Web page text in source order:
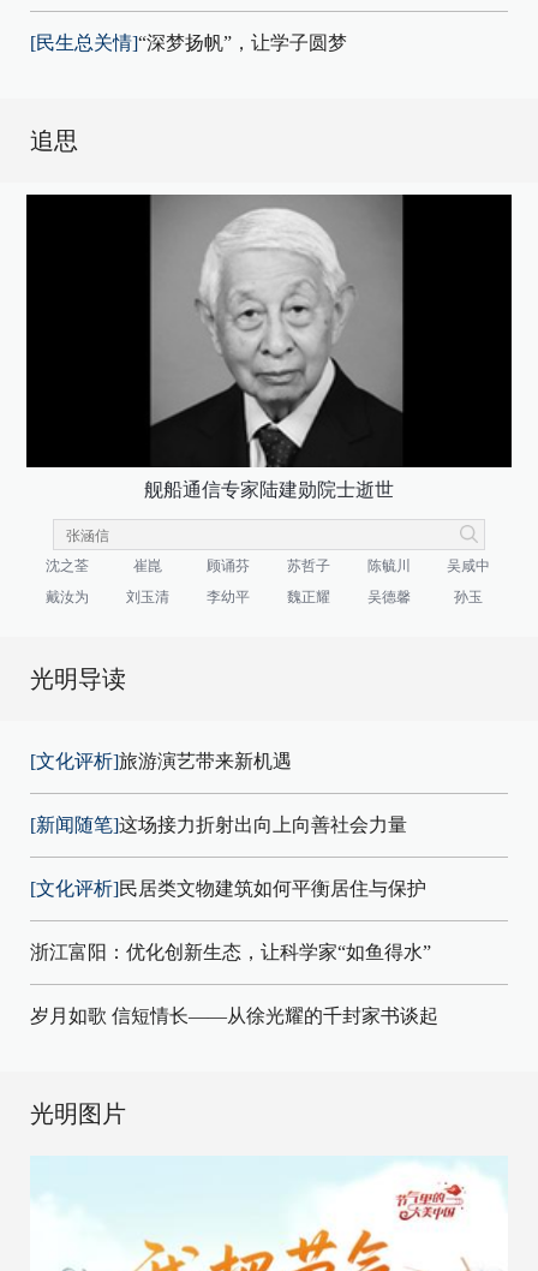
[民生总关情]“深梦扬帆”，让学子圆梦
追思
舰船通信专家陆建勋院士逝世
沈之荃 崔崑 顾诵芬 苏哲子 陈毓川
吴咸中
戴汝为
刘玉清 李幼平 魏正耀 吴德馨 孙玉
光明导读
[文化评析]旅游演艺带来新机遇
[新闻随笔]这场接力折射出向上向善社会力量
[文化评析]民居类文物建筑如何平衡居住与保护
浙江富阳：优化创新生态，让科学家“如鱼得水”
岁月如歌 信短情长——从徐光耀的千封家书谈起
光明图片